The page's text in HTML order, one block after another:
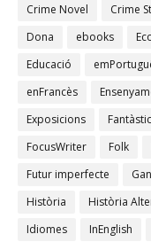
Crime Novel
Crime
Dona
ebooks
Educació
enFrancès
Exposicions
Fantàstic
FocusWriter
Folk
Futur imperfecte
Història
Història
Idiomes
InEnglish